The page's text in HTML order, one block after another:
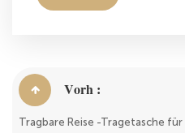
Vorh :
Tragbare Reise -Tragetasche